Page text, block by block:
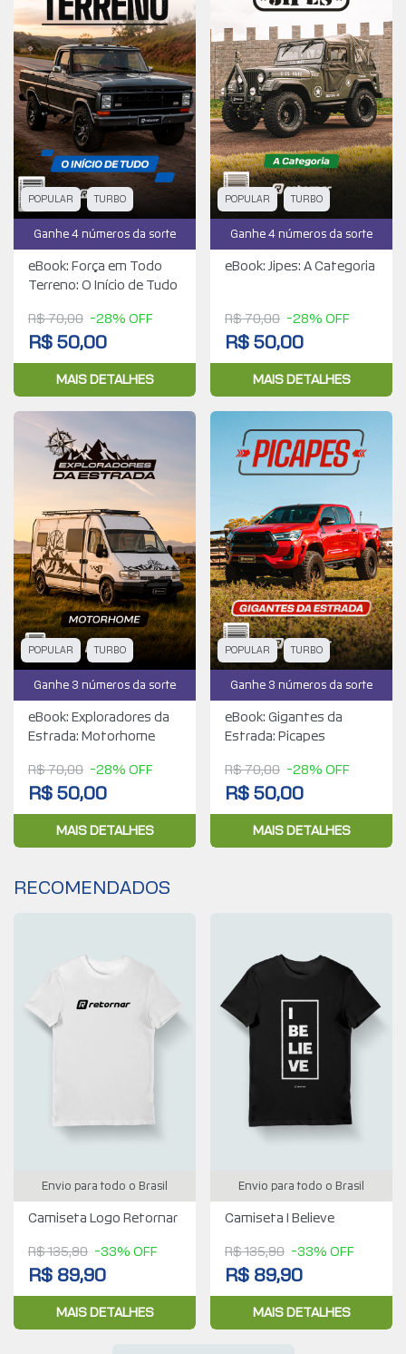
POPULAR TURBO
Ganhe 4 números da sorte
eBook: Força em Todo
Terreno: O Início de Tudo
R$ 70,00 -28% OFF
R$ 50,00
MAIS DETALHES
POPULAR TURBO
Ganhe 4 números da sorte
eBook: Jipes: A Categoria
R$ 70,00 -28% OFF
R$ 50,00
MAIS DETALHES
POPULAR TURBO
Ganhe 3 números da sorte
eBook: Exploradores da
Estrada: Motorhome
R$ 70,00 -28% OFF
R$ 50,00
MAIS DETALHES
POPULAR TURBO
Ganhe 3 números da sorte
eBook: Gigantes da
Estrada: Picapes
R$ 70,00 -28% OFF
R$ 50,00
MAIS DETALHES
RECOMENDADOS
Envio para todo o Brasil
Camiseta Logo Retornar
R$ 135,90 -33% OFF
R$ 89,90
MAIS DETALHES
Envio para todo o Brasil
Camiseta I Believe
R$ 135,90 -33% OFF
R$ 89,90
MAIS DETALHES